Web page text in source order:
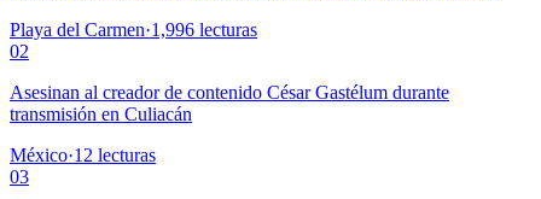
Playa del Carmen·1,996 lecturas
02
Asesinan al creador de contenido César Gastélum durante
transmisión en Culiacán
México·12 lecturas
03